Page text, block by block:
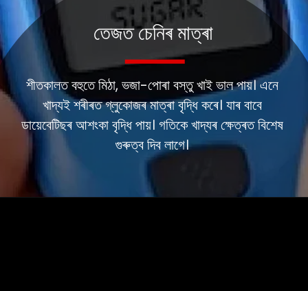
শীতকালত বহুতে মিঠা, ভজা-পোৰা বস্তু খাই ভাল পায়। এনে
খাদ্যই শৰীৰত গ্লুকোজৰ মাত্ৰা বৃদ্ধি কৰে। যাৰ বাবে
ডায়েবেটিছৰ আশংকা বৃদ্ধি পায়। গতিকে খাদ্যৰ ক্ষেত্ৰত বিশেষ
গুৰুত্ব দিব লাগে।
তেজত চেনিৰ মাত্ৰা